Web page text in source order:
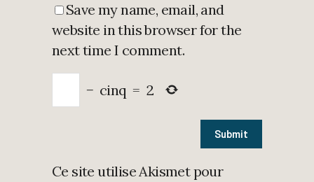
Save my name, email, and
website in this browser for the
next time I comment.
− cinq = 2
Ce site utilise Akismet pour